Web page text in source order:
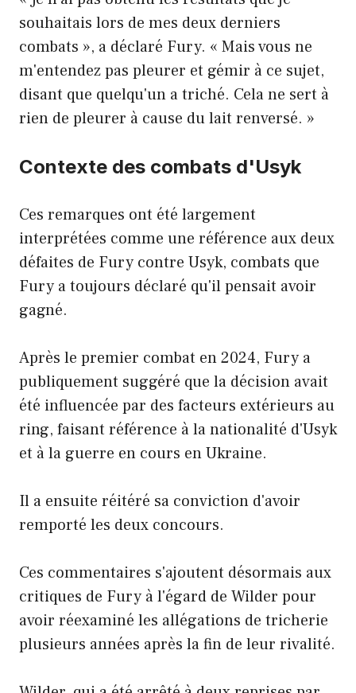
souhaitais lors de mes deux derniers
combats », a déclaré Fury. « Mais vous ne
m'entendez pas pleurer et gémir à ce sujet,
disant que quelqu'un a triché. Cela ne sert à
rien de pleurer à cause du lait renversé. »
Contexte des combats d'Usyk
Ces remarques ont été largement
interprétées comme une référence aux deux
défaites de Fury contre Usyk, combats que
Fury a toujours déclaré qu'il pensait avoir
gagné.
Après le premier combat en 2024, Fury a
publiquement suggéré que la décision avait
été influencée par des facteurs extérieurs au
ring, faisant référence à la nationalité d'Usyk
et à la guerre en cours en Ukraine.
Il a ensuite réitéré sa conviction d'avoir
remporté les deux concours.
Ces commentaires s'ajoutent désormais aux
critiques de Fury à l'égard de Wilder pour
avoir réexaminé les allégations de tricherie
plusieurs années après la fin de leur rivalité.